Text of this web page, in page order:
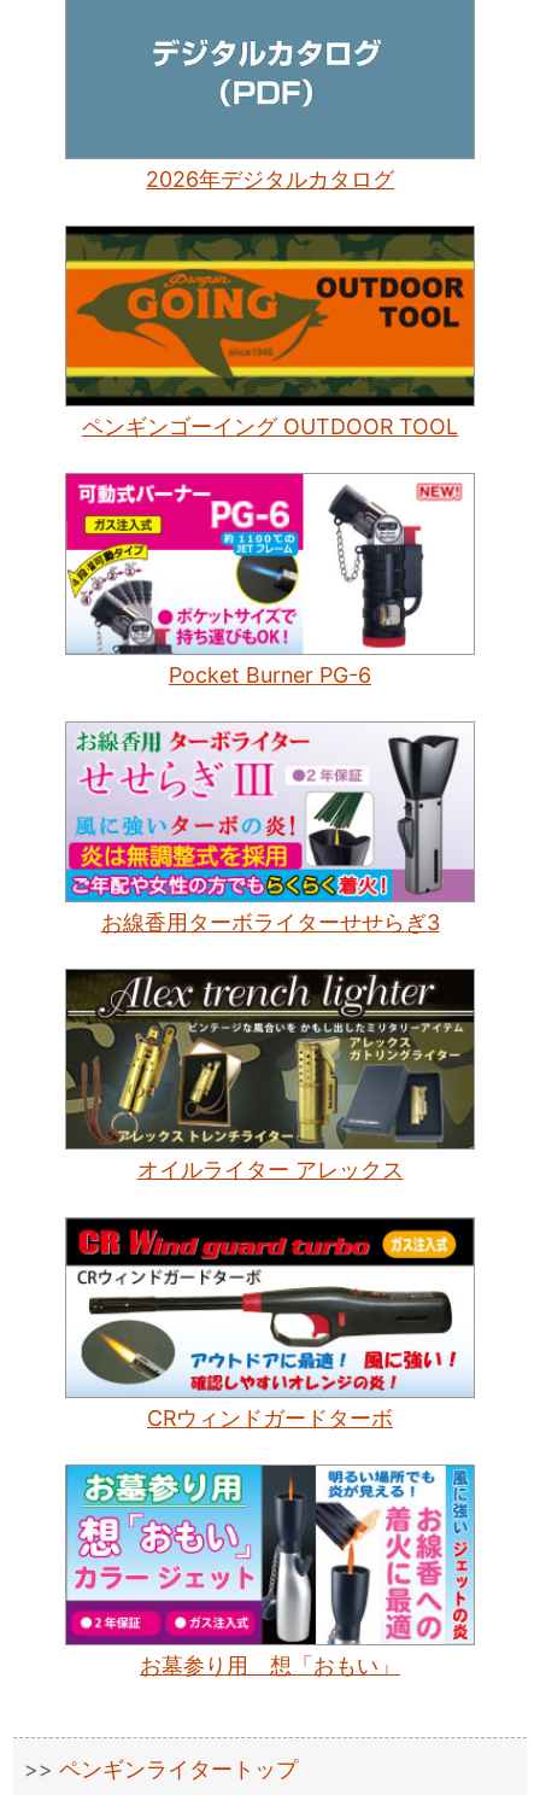
2026年デジタルカタログ
ペンギンゴーイング OUTDOOR TOOL
Pocket Burner PG-6
お線香用ターボライターせせらぎ3
オイルライター アレックス
CRウィンドガードターボ
お墓参り用 想「おもい」
ペンギンライタートップ